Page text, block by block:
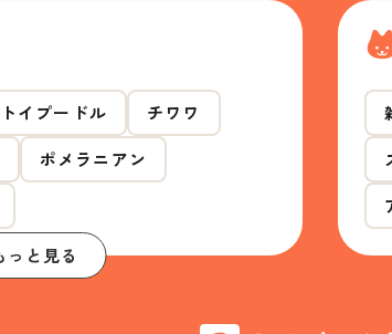
トイプードル
チワワ
ポメラニアン
っと見る